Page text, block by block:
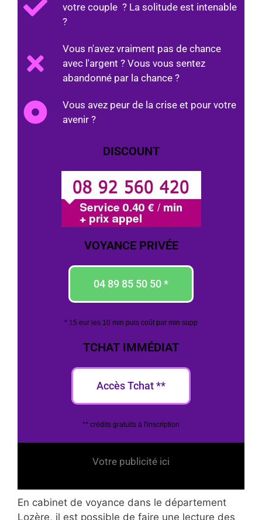
votre couple ? La solitude est intenable
?
Vous n'avez vraiment pas de chance
avec l'argent ? Vous vous sentez
abandonné par la chance ?
Vous avez peur de la crise et pour votre
avenir ?
DISCOUNT
VOYANCE PRIVÉE
04 89 85 50 50 *
* 15 eur les 10 min puis coût par min supp
TCHAT IMMÉDIAT
Accès Tchat **
** crédits gratuits à l'inscription
Votre publicité ici
En cabinet de voyance dans le département
Lozère, il est possible de faire une lecture des